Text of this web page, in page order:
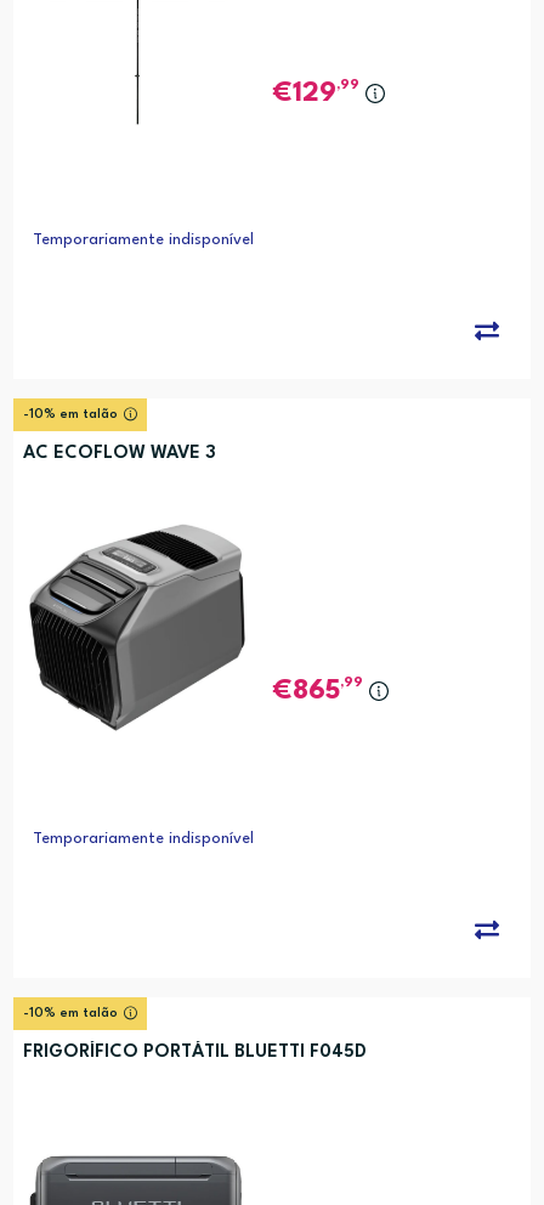
129,99
Temporariamente indisponível
-10% em talão
AC ECOFLOW WAVE 3
865,99
Temporariamente indisponível
-10% em talão
FRIGORÍFICO PORTÁTIL BLUETTI F045D